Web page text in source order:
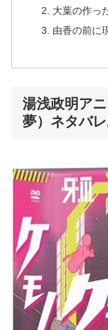
大葉の作っ
由香の前に
湯浅政明ア
夢）ネタバ